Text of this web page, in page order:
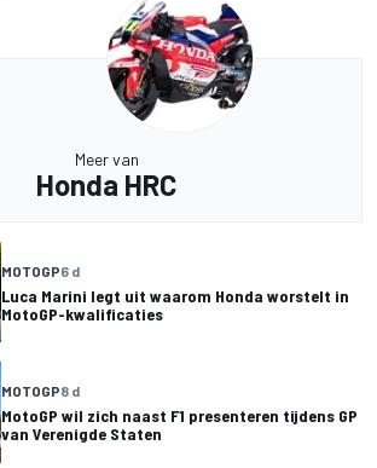
Meer van
Honda HRC
MOTOGP6 d
Luca Marini legt uit waarom Honda worstelt in
MotoGP-kwalificaties
MOTOGP8 d
MotoGP wil zich naast F1 presenteren tijdens GP
van Verenigde Staten